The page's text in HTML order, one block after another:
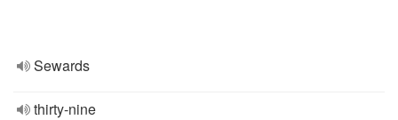
Sewards
thirty-nine